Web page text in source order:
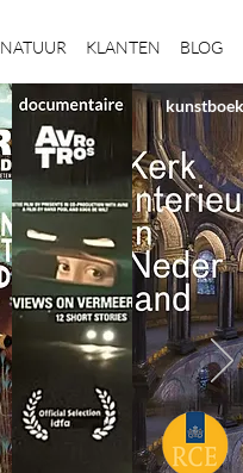
NATUUR KLANTEN BLOG
kunstboek